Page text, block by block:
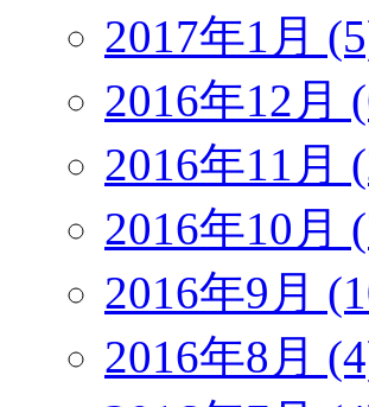
2017年1月
2016年12月
2016年11月
2016年10月
2016年9月
2016年8月